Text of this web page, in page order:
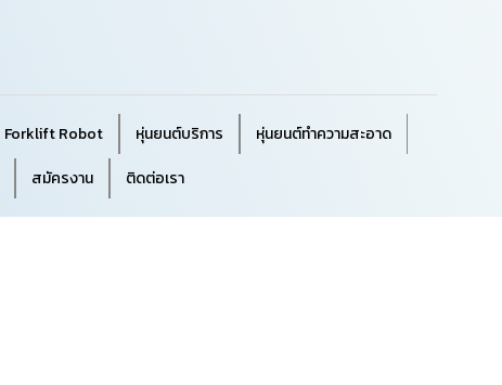
Forklift Robot หุ่นยนต์บริการ
หุ่นยนต์ทำความสะอาด
สมัครงาน ติดต่อเรา